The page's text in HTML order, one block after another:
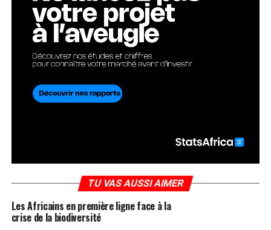
TU VAS AUSSI AIMER
Les Africains en première ligne face à la
crise de la biodiversité